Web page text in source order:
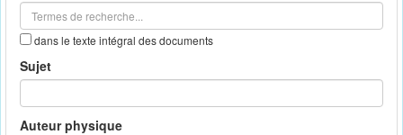
dans le texte intégral des documents
Sujet
Auteur physique